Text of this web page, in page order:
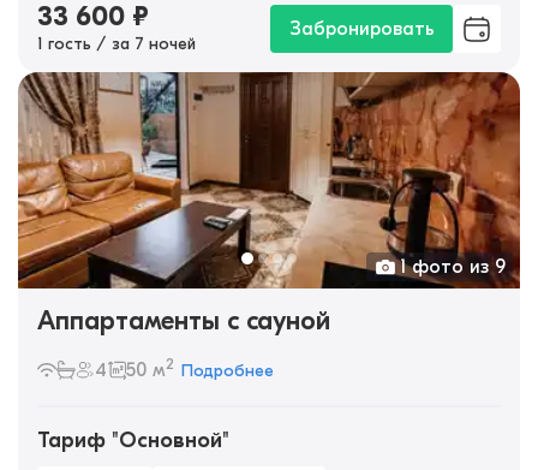
33 600 ₽
1 гость / за 7 ночей
Забронировать
1 фото из 9
Аппартаменты с сауной
4 50 м2 Подробнее
Тариф "Основной"